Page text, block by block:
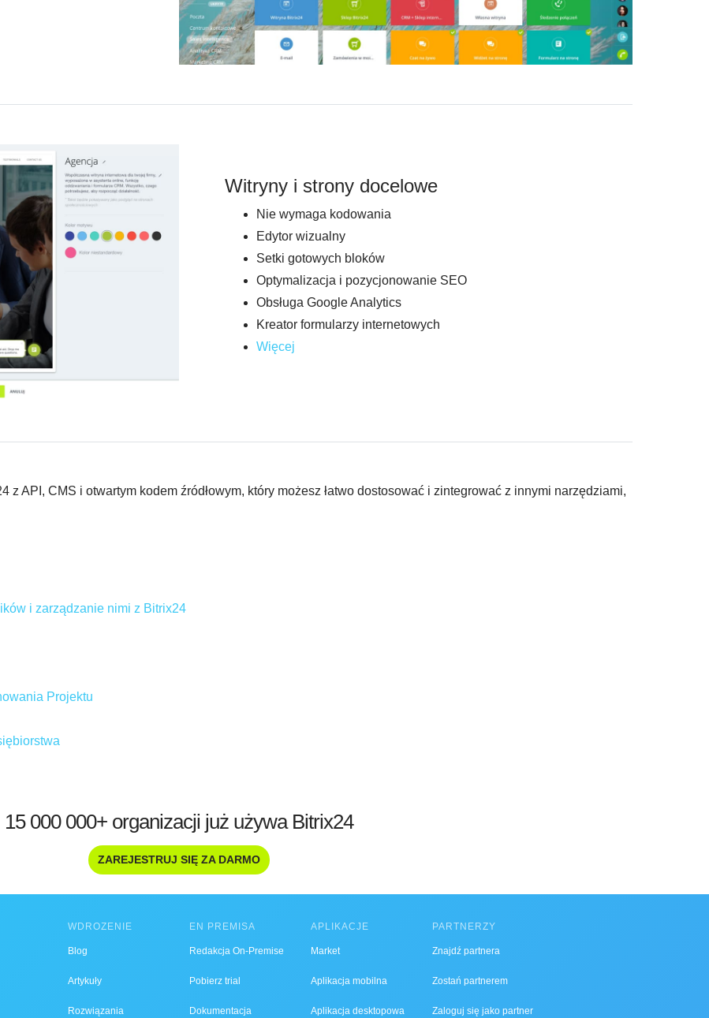
Witryny i strony docelowe
Nie wymaga kodowania
Edytor wizualny
Setki gotowych bloków
Optymalizacja i pozycjonowanie SEO
Obsługa Google Analytics
Kreator formularzy internetowych
Więcej
API, CMS i otwartym kodem źródłowym, który możesz łatwo dostosować i zintegrować z innymi narzędziami,
i zarządzanie nimi z Bitrix24
Projektu
15 000 000+ organizacji już używa Bitrix24
ZAREJESTRUJ SIĘ ZA DARMO
WDROŻENIE
Blog
Artykuły
Rozwiązania
EN PREMISA
Redakcja On-Premise
Pobierz trial
Dokumentacja
APLIKACJE
Market
Aplikacja mobilna
Aplikacja desktopowa
PARTNERZY
Znajdź partnera
Zostań partnerem
Zaloguj się jako partner